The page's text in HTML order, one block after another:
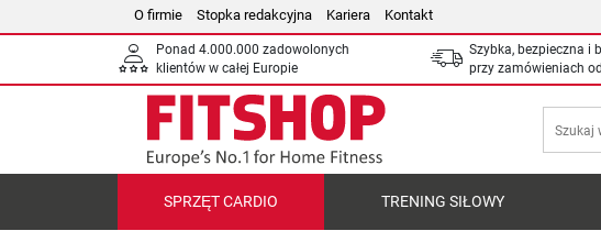
O firmie Stopka redakcyjna Kariera Kontakt
Ponad 4.000.000 zadowolonych
klientów w całej Europie
Szybka, bezpieczna i
przy zamówieniach od
SPRZĘT CARDIO TRENING SIŁOWY